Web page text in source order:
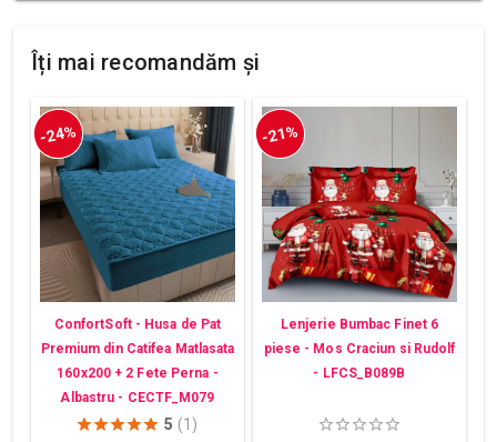
Îți mai recomandăm și
-24%
ConfortSoft - Husa de Pat
Premium din Catifea Matlasata
160x200 + 2 Fete Perna -
Albastru - CECTF_M079
5 (1)
-21%
Lenjerie Bumbac Finet 6
piese - Mos Craciun si Rudolf
- LFCS_B089B